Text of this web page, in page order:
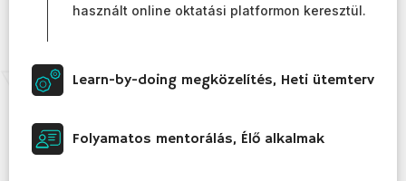
használt online oktatási platformon keresztül.
Learn-by-doing megközelítés, Heti ütemterv
Folyamatos mentorálás, Élő alkalmak